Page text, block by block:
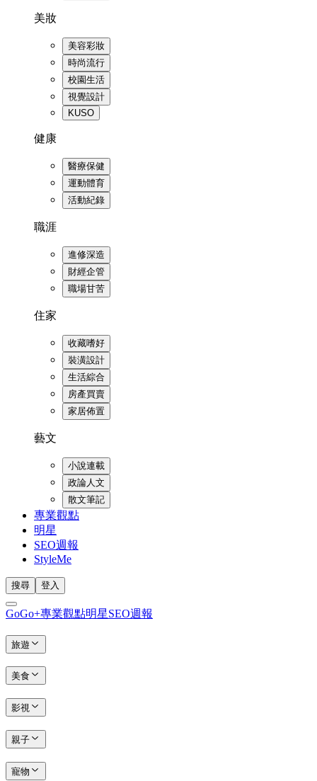
美妝
美容彩妝
時尚流行
校園生活
視覺設計
KUSO
健康
醫療保健
運動體育
活動紀錄
職涯
進修深造
財經企管
職場甘苦
住家
收藏嗜好
裝潢設計
生活綜合
房產買賣
家居佈置
藝文
小說連載
政論人文
散文筆記
專業觀點
明星
SEO週報
StyleMe
搜尋 登入
GoGo+專業觀點明星SEO週報
旅遊
美食
影視
親子
寵物